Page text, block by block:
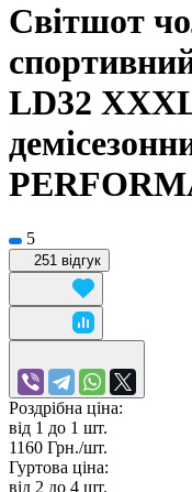
Світшот
LD32
5
251 відгук
Роздрібна ціна:
від 1 до 1 шт.
1160 Грн./шт.
Гуртова ціна:
від 2 до 4 шт.